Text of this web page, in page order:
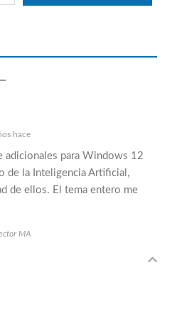
hace
adicionales para Windows 12
de la Inteligencia Artificial,
de ellos. El tema entero me
MA